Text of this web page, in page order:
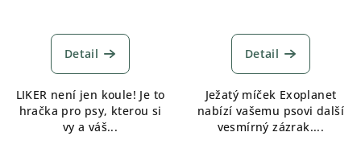
Detail
LIKER není jen koule! Je to
hračka pro psy, kterou si
vy a váš...
Detail
Ježatý míček Exoplanet
nabízí vašemu psovi další
vesmírný zázrak....